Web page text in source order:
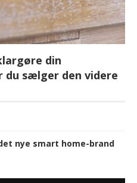
din
du sælger den videre
nye smart home-brand